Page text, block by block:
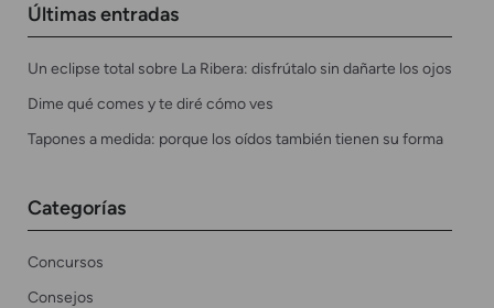
Últimas entradas
Un eclipse total sobre La Ribera: disfrútalo sin dañarte los ojos
Dime qué comes y te diré cómo ves
Tapones a medida: porque los oídos también tienen su forma
Categorías
Concursos
Consejos